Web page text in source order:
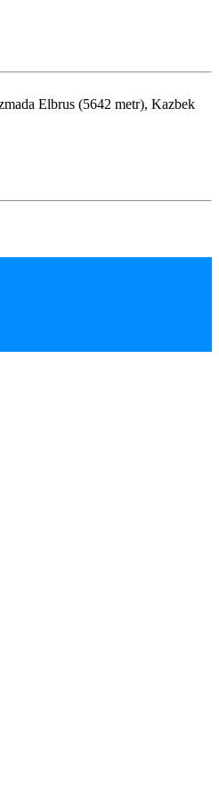
Elbrus (5642 metr), Kazbek